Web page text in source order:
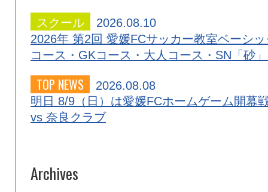
スクール
2026.08.10
2026年 第2回 愛媛FCサッカー教室ベーシッ
コース・GKコース・大人コース・SN「砂
TOP NEWS
2026.08.08
明日 8/9（日）は愛媛FCホームゲーム開幕
vs 奈良クラブ
Archives